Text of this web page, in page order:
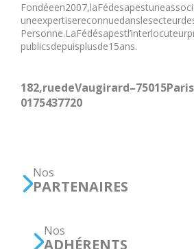
Fondée en 2007, la Fédesap est une
une expertise reconnue dans le secteur
Personne. La Fédésap est l’interlocuteur
publics depuis plus de 15 ans.
182, rue de Vaugirard – 75015 Paris
01 75 43 77 20
Nos
PARTENAIRES
Nos
ADHÉRENTS